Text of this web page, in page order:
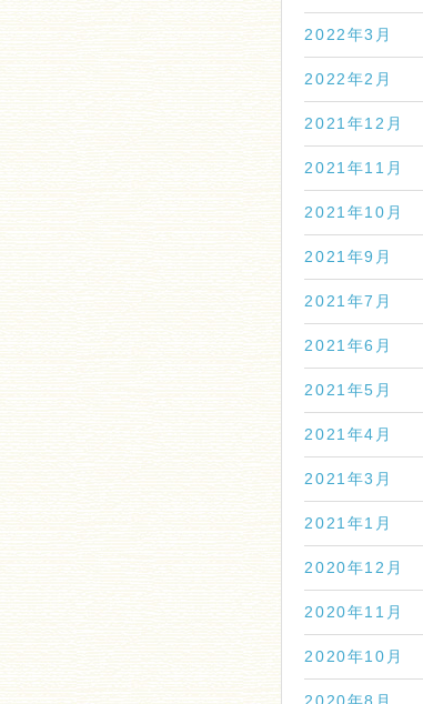
2022年3月
2022年2月
2021年12月
2021年11月
2021年10月
2021年9月
2021年7月
2021年6月
2021年5月
2021年4月
2021年3月
2021年1月
2020年12月
2020年11月
2020年10月